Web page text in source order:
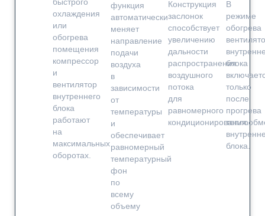
охлаждения
или
обогрева
помещения
компрессор
и
вентилятор
внутреннего
блока
работают
на
максимальных
оборотах.
функция
автоматически
меняет
направление
подачи
воздуха
в
зависимости
от
температуры
и
обеспечивает
равномерный
температурный
фон
по
всему
объему
Конструкция
заслонок
способствует
увеличению
дальности
распространения
воздушного
потока
для
равномерного
кондиционирования.
В
режиме
обогрева
блока
только
после
прогрева
блока.